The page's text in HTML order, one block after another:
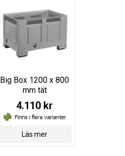
Big Box 1200 x 800
mm tät
4.110 kr
Läs mer